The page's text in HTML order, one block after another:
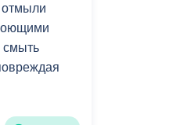
отмыли
смыть